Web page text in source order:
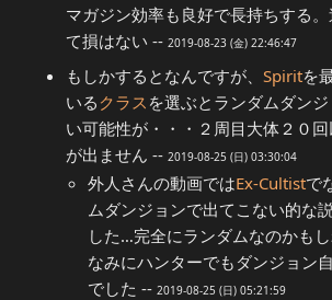
マガジン効率も良好で長持ちする
て損はない -- 2019-08-23 (金) 22:46:47
もしかするとなんですが、 Spiritを
いる クラス を選ぶとランダムダン
い可能性が・・・２周目大体２０
が出ません -- 2019-08-25 (日) 03:30:04
外人さんの動画ではEx-Cultistで
ムダンジョンで出てこない的な
した…完全にランダムなのかも
なみにハンターでもダンジョン
でした -- 2019-08-25 (日) 05:21:59